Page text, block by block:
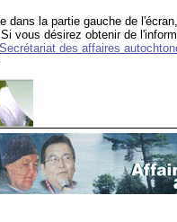
dans la partie gauche de
vous désirez obtenir de
Secrétariat des affaires